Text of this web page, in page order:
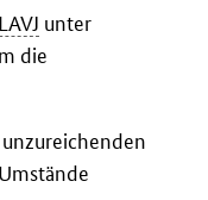
unter
die